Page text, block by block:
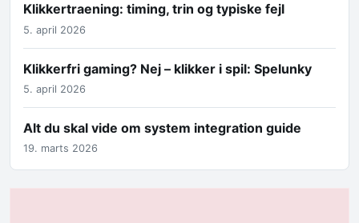
Klikkertraening: timing, trin og typiske fejl
5. april 2026
Klikkerfri gaming? Nej – klikker i spil: Spelunky
5. april 2026
Alt du skal vide om system integration guide
19. marts 2026